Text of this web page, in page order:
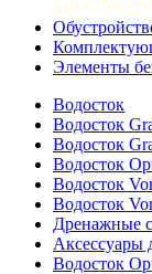
Элементы
Водосток
Водосток
Водосток
Водосток
Водосток
Водосток
Дренажные
Аксессуары
Водосток